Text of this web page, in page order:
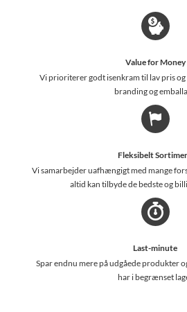
Value for Money
Vi prioriterer godt isenkram til lav pris
branding og
Fleksibelt
Vi samarbejder uafhængigt med mange
altid kan tilbyde de bedste og
Last-minute
Spar endnu mere på udgåede produkter
har i begrænset